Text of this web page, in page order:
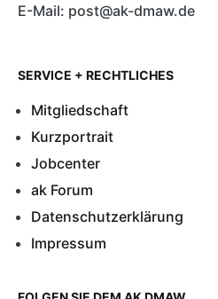
E-Mail: post@ak-dmaw.de
SERVICE + RECHTLICHES
Mitgliedschaft
Kurzportrait
Jobcenter
ak Forum
Datenschutzerklärung
Impressum